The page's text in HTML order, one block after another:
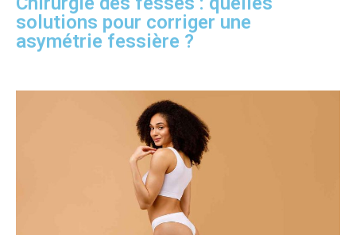
solutions pour corriger une
asymétrie fessière ?